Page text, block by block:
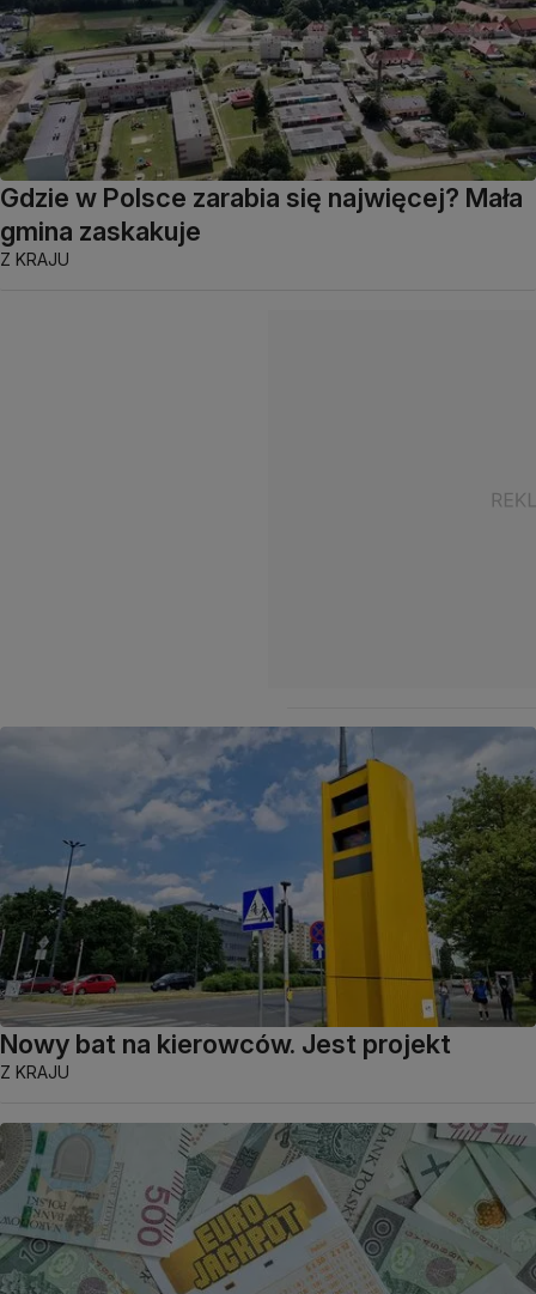
Gdzie w Polsce zarabia się najwięcej? Mała
gmina zaskakuje
Z KRAJU
Nowy bat na kierowców. Jest projekt
Z KRAJU